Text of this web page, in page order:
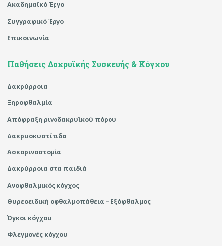
Ακαδημαϊκό Έργο
Συγγραφικό Έργο
Επικοινωνία
Παθήσεις Δακρυϊκής Συσκευής & Κόγχου
Δακρύρροια
Ξηροφθαλμία
Απόφραξη ρινοδακρυϊκού πόρου
Δακρυοκυστίτιδα
Ασκορινοστομία
Δακρύρροια στα παιδιά
Ανοφθαλμικός κόγχος
Θυρεοειδική οφθαλμοπάθεια – Εξόφθαλμος
Όγκοι κόγχου
Φλεγμονές κόγχου